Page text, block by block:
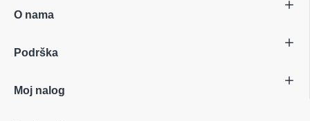
O nama
Podrška
Moj nalog